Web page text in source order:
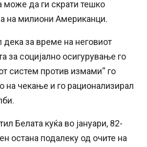
може да ги скрати тешко
на милиони Американци.
дека за време на неговиот
за социјално осигурување го
систем против измами“ го
на чекање и го рационализирал
Белата куќа во јануари, 82-
остана подалеку од очите на